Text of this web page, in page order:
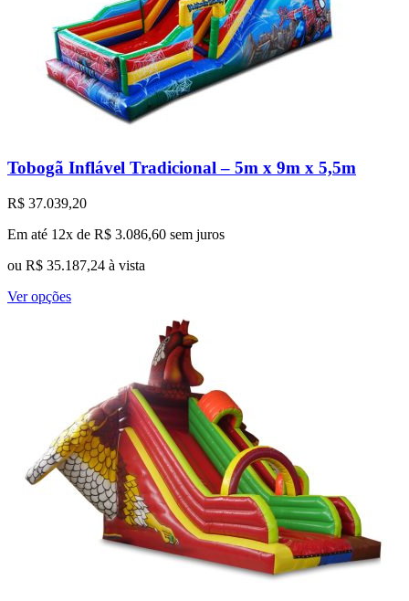
Tobogã Inflável Tradicional – 5m x 9m x 5,5m
R$ 37.039,20
Em até 12x de R$ 3.086,60 sem juros
ou R$ 35.187,24 à vista
Ver opçõesEste
podem
ser
escolhidas
na
página
do
produto